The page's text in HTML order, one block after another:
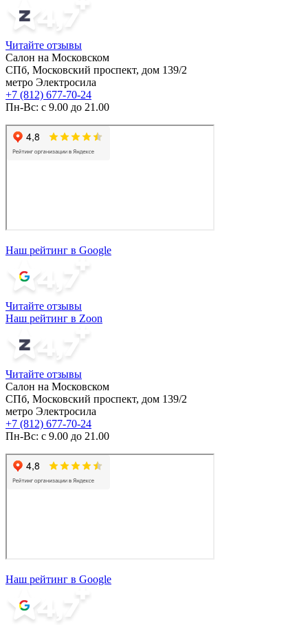
Читайте отзывы
Салон на Московском
СПб, Московский проспект, дом 139/2
метро Электросила
+7 (812) 677-70-24
Пн-Вс: с 9.00 до 21.00
Наш рейтинг в Google
Читайте отзывы
Наш рейтинг в Zoon
Читайте отзывы
Салон на Московском
СПб, Московский проспект, дом 139/2
метро Электросила
+7 (812) 677-70-24
Пн-Вс: с 9.00 до 21.00
Наш рейтинг в Google